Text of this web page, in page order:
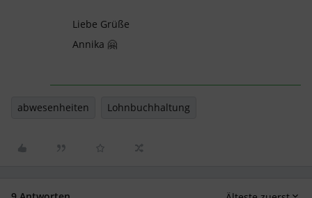
Liebe Grüße
Annika 🤗
abwesenheiten Lohnbuchhaltung